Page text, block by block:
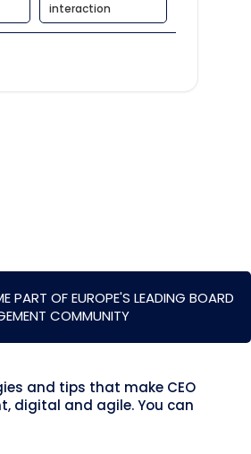
interaction
PART OF EUROPE'S LEADING BOARD
COMMUNITY
and tips that make CEO
digital and agile. You can